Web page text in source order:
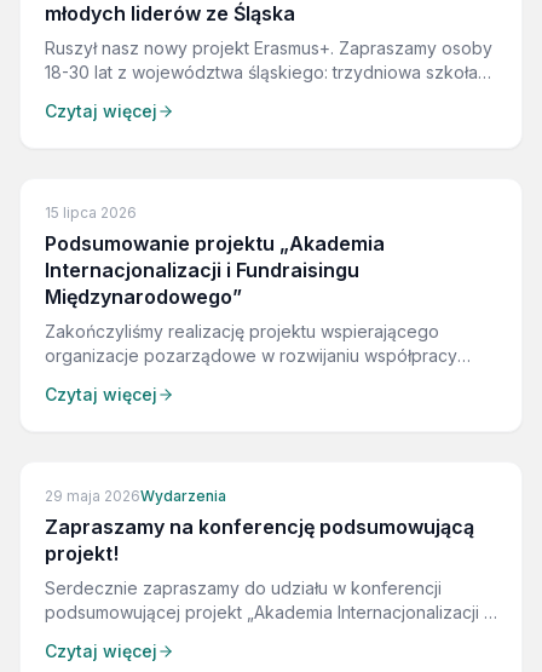
młodych liderów ze Śląska
Ruszył nasz nowy projekt Erasmus+. Zapraszamy osoby
18-30 lat z województwa śląskiego: trzydniowa szkoła
miejscowości, debaty z decydentami, certyfikat
Czytaj więcej
15 lipca 2026
Podsumowanie projektu „Akademia
Internacjonalizacji i Fundraisingu
Międzynarodowego”
Zakończyliśmy realizację projektu wspierającego
organizacje pozarządowe w rozwijaniu współpracy
skutecznym pozyskiwaniu środków z funduszy
Czytaj więcej
29 maja 2026Wydarzenia
Zapraszamy na konferencję podsumowującą
projekt!
Serdecznie zapraszamy do udziału w konferencji
podsumowującej projekt „Akademia Internacjonalizacji i
w dniach 9–12 lipca 2026 r. w Międzybrodziu Bialskim.
Czytaj więcej